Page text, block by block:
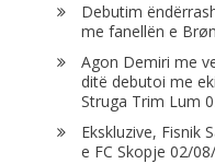
Debutim
me fanellën e
Agon Demiri me
ditë debutoi me
Struga Trim Lum
Ekskluzive, Fisnik
e FC Skopje 02/